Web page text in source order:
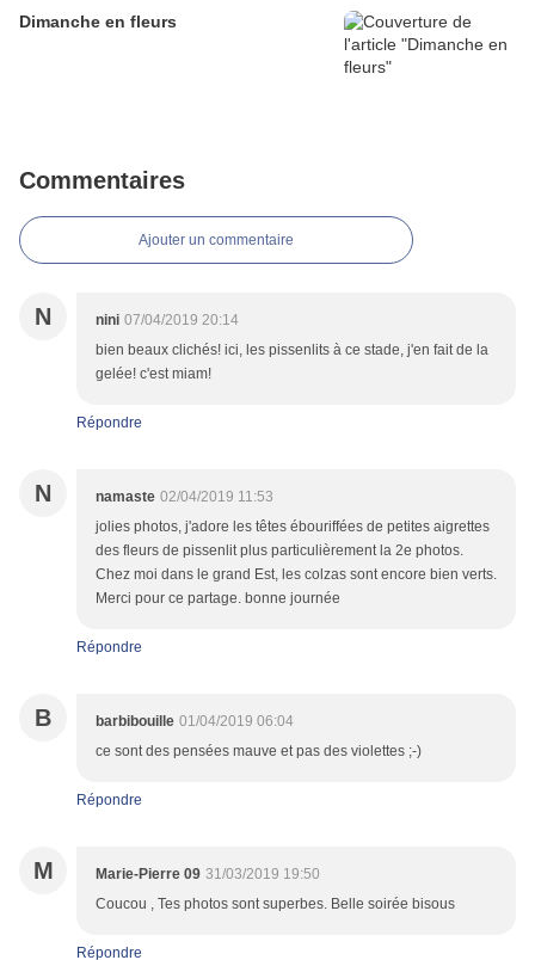
Dimanche en fleurs
Commentaires
Ajouter un commentaire
N nini 07/04/2019 20:14
bien beaux clichés! ici, les pissenlits à ce stade, j'en fait de la
gelée! c'est miam!
Répondre
N namaste 02/04/2019 11:53
jolies photos, j'adore les têtes ébouriffées de petites aigrettes
des fleurs de pissenlit plus particulièrement la 2e photos.
Chez moi dans le grand Est, les colzas sont encore bien verts.
Merci pour ce partage. bonne journée
Répondre
B barbibouille 01/04/2019 06:04
ce sont des pensées mauve et pas des violettes ;-)
Répondre
M Marie-Pierre 09 31/03/2019 19:50
Coucou , Tes photos sont superbes. Belle soirée bisous
Répondre